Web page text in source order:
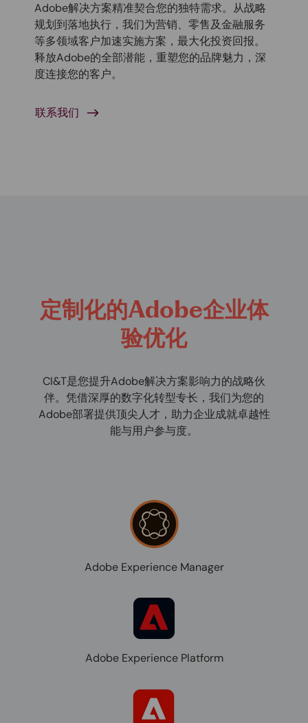
Adobe解决方案精准契合您的独特需求。从战略
规划到落地执行，我们为营销、零售及金融服务
等多领域客户加速实施方案，最大化投资回报。
释放Adobe的全部潜能，重塑您的品牌魅力，深
度连接您的客户。
联系我们
定制化的Adobe企业体
验优化
CI&T是您提升Adobe解决方案影响力的战略伙
伴。凭借深厚的数字化转型专长，我们为您的
Adobe部署提供顶尖人才，助力企业成就卓越性
能与用户参与度。
Adobe Experience Manager
Adobe Experience Platform